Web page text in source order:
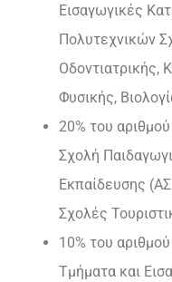
Εισαγωγικές
Πολυτεχνικών
Οδοντιατρικής,
Φυσικής,
20% του
Σχολή
Εκπαίδευσης
Σχολές
10% του
Τμήματα και